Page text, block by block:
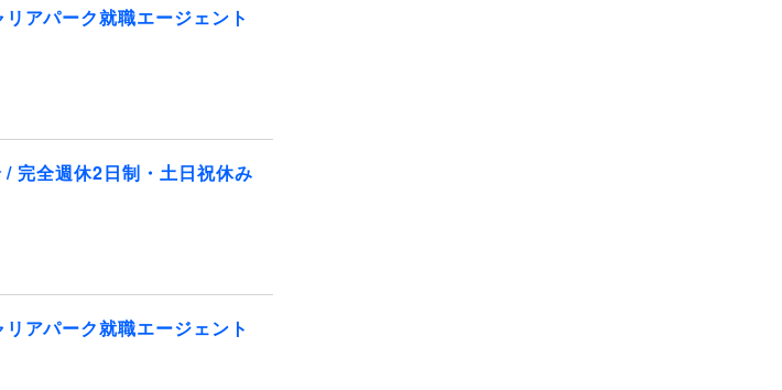
アパーク就職エージェント
/ 完全週休2日制・土日祝休み
アパーク就職エージェント